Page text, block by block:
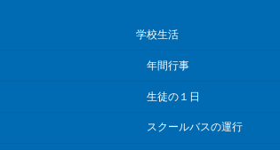
学校生活
年間行事
生徒の１日
スクールバスの運行